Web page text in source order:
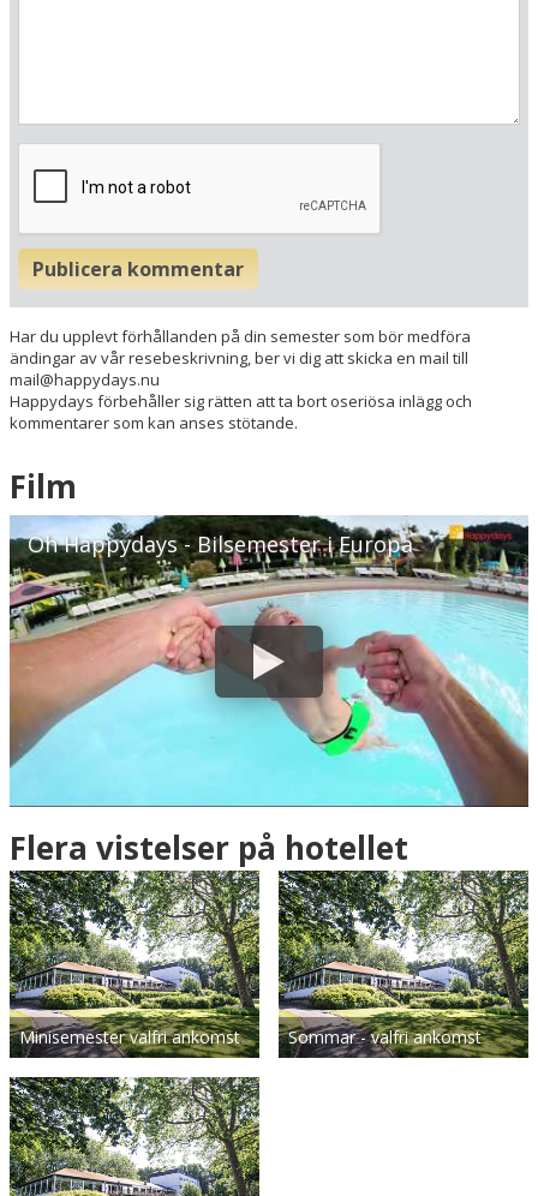
Visa alla Happydays hotell i Danmark
Flygplatser
Museer
Radie runt hotellet:
Hitta vägen till hotellet
Kalundborgvej 58
4300 Holbæk
Danmark
Din adress
Hitta resvägen❯
Hotellets GPS-koordinater
E 011&deg; 41.493'
Publicera kommentar
Har du upplevt förhållanden på din semester som bör medföra
ändingar av vår resebeskrivning, ber vi dig att skicka en mail till
mail@happydays.nu
Happydays förbehåller sig rätten att ta bort oseriösa inlägg och
kommentarer som kan anses stötande.
Film
Oh Happydays - Bilsemester i Europa
Flera vistelser på hotellet
Minisemester valfri ankomst Sommar - valfri ankomst